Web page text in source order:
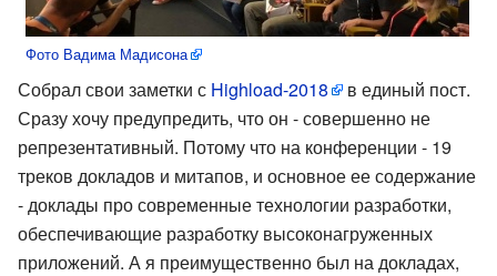
Фото Вадима Мадисона
Собрал свои заметки с Highload-2018
в единый пост.
Сразу хочу предупредить, что он - совершенно не
репрезентативный. Потому что на конференции - 19
треков докладов и митапов, и основное ее содержание
- доклады про современные технологии разработки,
обеспечивающие разработку высоконагруженных
приложений. А я преимущественно был на докладах,